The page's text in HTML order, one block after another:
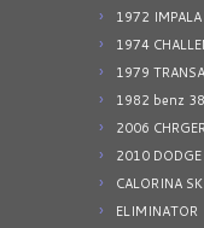
1972
1974
1979
1982 benz
2006 CHRGER
2010 DODGE
CALORINA
ELIMINATOR